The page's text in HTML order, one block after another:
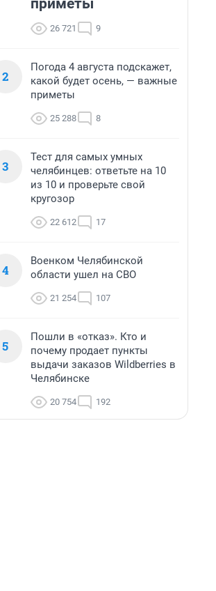
приметы
26 721 9
2
Погода 4 августа подскажет,
какой будет осень, — важные
приметы
25 288 8
3
Тест для самых умных
челябинцев: ответьте на 10
из 10 и проверьте свой
кругозор
22 612 17
4
Военком Челябинской
области ушел на СВО
21 254 107
5
Пошли в «отказ». Кто и
почему продает пункты
выдачи заказов Wildberries в
Челябинске
20 754 192